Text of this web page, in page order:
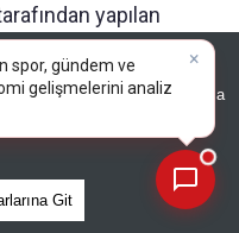
sitemizdeçerez
KVKK ve GDPR kapsamında
Git
yapılan
doğal gaz
ilişkin veriler
Infrastructure
gaz
zor hale geldiği
×
spor, gündem ve
gelişmelerini analiz